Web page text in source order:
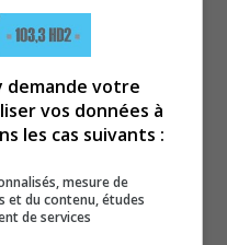
demande votre
vos données à
les cas suivants :
mesure de
et du contenu, études
de services